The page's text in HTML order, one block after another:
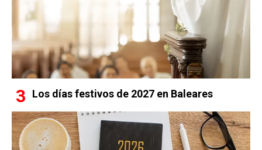
Los días festivos de 2027 en Baleares